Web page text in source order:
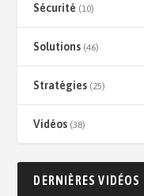
Sécurité (10)
Solutions (46)
Stratégies (25)
Vidéos (38)
DERNIÈRES VIDÉOS